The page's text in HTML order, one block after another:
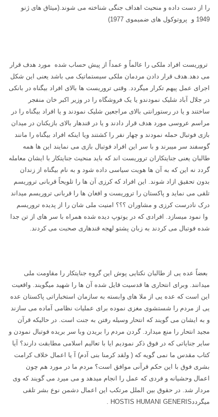
را از دست داده و منحیث اهداف جنگی شناخته می شوند.(میثاق های ژنو
1949 و پروتوکول های ضمیموی 1977)
تروریست افراد ملکی را عالماً و عمداً از پیش حساب شده مورد هدف قرار
می دهد.هدف قرار دادن مردمان ملکی سیستماتیک می باشد یعنی این شکل
اجرای عمل پیهم تکرار میگردد. وقتی تروریست ها بالای افراد بیگناه در بانکی
در جلال آباد شلیک نمودندو یا یک فروشگاه را در وزیر اکبر خان منفجر
ساختند و یا در رستورانتی بالای مراجعین شلیک نمودند و یا افراد بیگناه را در
مراسم عروسی مورد هدف قرار دادند و یا در قندهار بالای بازیکنان در میدان
بازی فوتبال حمله نمودند و چهار نفر را کشتند ویا اینکه افراد بیگناه را مانند
گوسفند سر میبرند و با سر این افراد فوتبال بازی می نمایند این ها همه
طالبان یعنی جنایتکاران تروریست اند که باید منحیث جنایتکار با ایشان معامله
گردد نه این که به آن ها هویت سیاسی داده شود و به نام بیگناه از زندان
بدون تحقیق ازاد شوند. این افراد که کرزی آن ها را تلویحاً قربانی تروریسم
تلقی می نماید و پاکستان را تروریست و افغان ها را قربانی تروریسم میداند
درک نادرست کرزی و مشاوران ؟؟؟ امنیت ملی شان را از پدیده تروریسم
وا نمود میسازد. افرادی که در یوتوپ دیده شده همراه با سر های از تن جدا
شده فوتبال می کردند به زبان پشتو لهجه قندهاری صحبت می کردند.
بعضاً عده یی از طالبان نکتایی پوش این گروه جنایتکار را مقاومت ملی
میدانند. وبرای انتحاری ها قدسیت قایل شده آن ها را شهید میگویند. واقعیت
این است که عده یی از ملا های وابسته به سازمان استخباراتی پاکستان عده
یی از مردم را شستشوی مغزی نموده برای عملیات نظامی آماده می سازند
و به ایشان می گویند که انتحار وسیله رفتن به جنت است. در حالیکه قرآن
مجید انتحار را منع میدارد. گردن مردم را بریدن وبا سر بریده فوتبال نمودن و
سایر جنایاتی که در فوق ذکر نمودیم ایا با تعالیم اسلامی مطابقت دارند؟ آیا
کتاب مقدس ما نمی گویه که ( ولقد کرمنا بنی آدم) آ یا اعمال خلاف کرامت
بشری فوق با این حکم قرآنی موافق است؟ مردم ما در مورد هم چون
اعمال وحشیانه و فردی که عمل را انجام میدهد و می میرد می گویند که وی
مردار شد. در حقوق بین الملل مرتکب این اعمال دشمن نوع بشر تلقی
میگردد. HOSTIS HUMANI GENERIS